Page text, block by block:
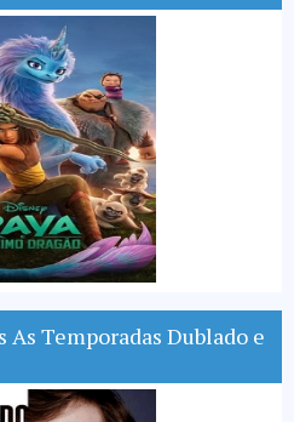
As Temporadas Dublado e